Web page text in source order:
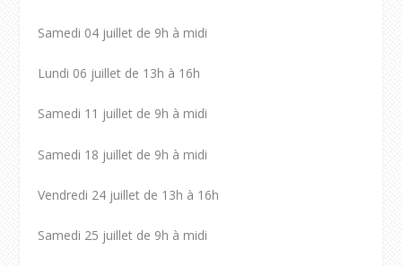
Samedi 04 juillet de 9h à midi
Lundi 06 juillet de 13h à 16h
Samedi 11 juillet de 9h à midi
Samedi 18 juillet de 9h à midi
Vendredi 24 juillet de 13h à 16h
Samedi 25 juillet de 9h à midi